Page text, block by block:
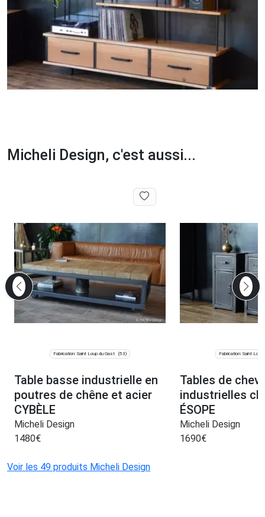
Micheli Design, c'est aussi...
Fabrication: Saint Loup du Gast (53)
Table basse industrielle en
poutres de chêne et acier
CYBÈLE
Micheli Design
1480€
Fabrication: Saint Loup
Tables de
industrielles
ÉSOPE
Micheli Design
1690€
Voir les 49 produits Micheli Design